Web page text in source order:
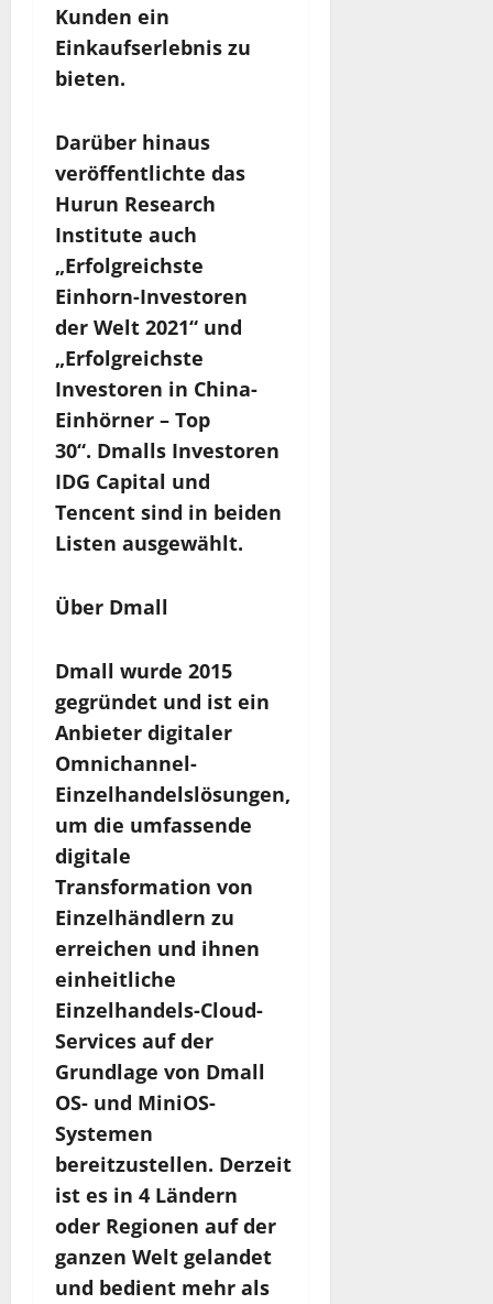
Kunden ein
Einkaufserlebnis zu
bieten.
Darüber hinaus
veröffentlichte das
Hurun Research
Institute auch
„Erfolgreichste
Einhorn-Investoren
der Welt 2021“ und
„Erfolgreichste
Investoren in China-
Einhörner – Top
30“. Dmalls Investoren
IDG Capital und
Tencent sind in beiden
Listen ausgewählt.
Über Dmall
Dmall wurde 2015
gegründet und ist ein
Anbieter digitaler
Omnichannel-
Einzelhandelslösungen,
um die umfassende
digitale
Transformation von
Einzelhändlern zu
erreichen und ihnen
einheitliche
Einzelhandels-Cloud-
Services auf der
Grundlage von Dmall
OS- und MiniOS-
Systemen
bereitzustellen. Derzeit
ist es in 4 Ländern
oder Regionen auf der
ganzen Welt gelandet
und bedient mehr als